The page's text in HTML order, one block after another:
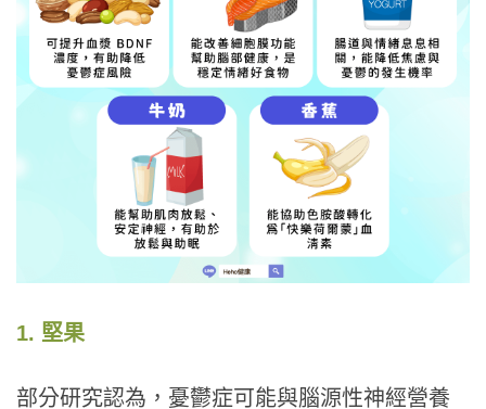
1. 堅果
部分研究認為，憂鬱症可能與腦源性神經營養